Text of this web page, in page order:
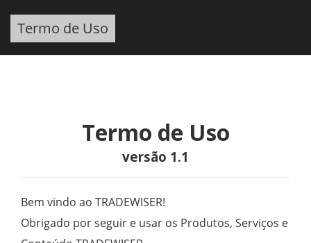
Termo de Uso
Termo de Uso
versão 1.1
Bem vindo ao TRADEWISER!
Obrigado por seguir e usar os Produtos, Serviços e